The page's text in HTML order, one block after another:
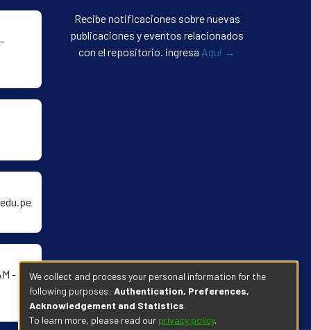
-
Recibe notificaciones sobre nuevas
publicaciones y eventos relacionados
con el repositorio. ingresa Aqui →
We collect and process your personal information for the
following purposes: Authentication, Preferences,
Acknowledgement and Statistics.
To learn more, please read our privacy policy.